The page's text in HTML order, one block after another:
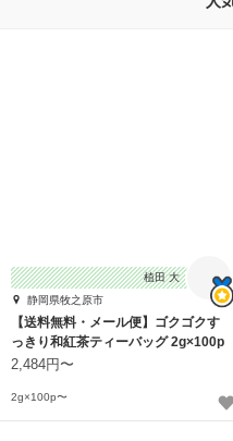
植田 大
静岡県牧之原市
【送料無料・メール便】ゴクゴクす
っきり和紅茶ティーバッグ 2g×100p
2,484円〜
2g×100p〜